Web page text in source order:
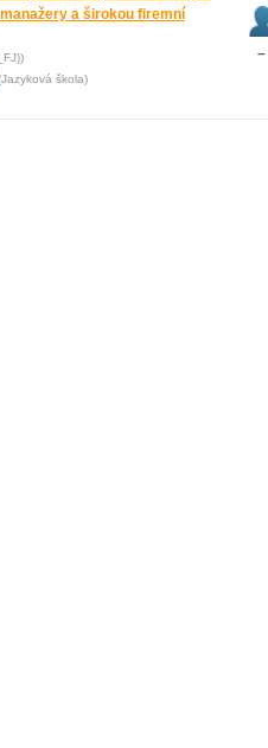
a širokou firemní
škola)
–